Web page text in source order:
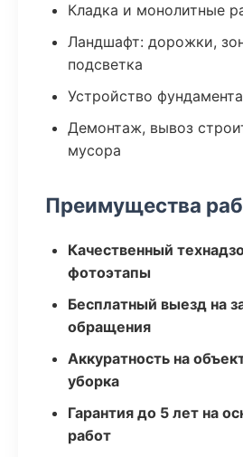
Кладка и монолитные
Ландшафт: дорожки,
подсветка
Устройство
Демонтаж, вывоз
мусора
Преимущества
Качественный
фотоэтапы
Бесплатный выезд на
обращения
Аккуратность на
уборка
Гарантия до 5 лет на
работ